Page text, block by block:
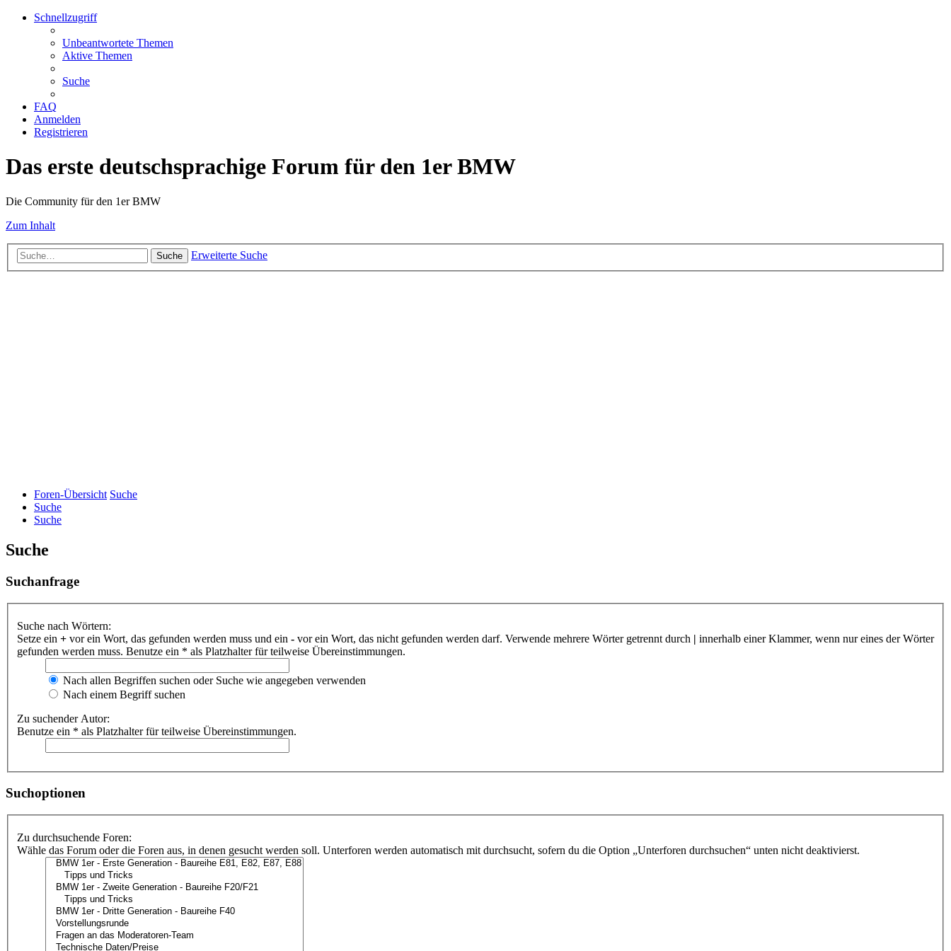
Schnellzugriff
Unbeantwortete Themen
Aktive Themen
Suche
FAQ
Anmelden
Registrieren
Das erste deutschsprachige Forum für den 1er BMW
Die Community für den 1er BMW
Zum Inhalt
Suche Erweiterte Suche
Foren-Übersicht Suche
Suche
Suche
Suche
Suchanfrage
Suche nach Wörtern:
Setze ein + vor ein Wort, das gefunden werden muss und ein - vor ein Wort, das nicht gefunden werden darf. Verwende mehrere Wörter getrennt durch | innerhalb einer Klammer, wenn nur eines der Wörter
gefunden werden muss. Benutze ein * als Platzhalter für teilweise Übereinstimmungen.
Nach allen Begriffen suchen oder Suche wie angegeben verwenden
Nach einem Begriff suchen
Zu suchender Autor:
Benutze ein * als Platzhalter für teilweise Übereinstimmungen.
Suchoptionen
Zu durchsuchende Foren:
Wähle das Forum oder die Foren aus, in denen gesucht werden soll. Unterforen werden automatisch mit durchsucht, sofern du die Option „Unterforen durchsuchen“ unten nicht deaktivierst.